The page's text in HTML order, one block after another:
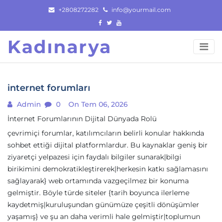
content
+2808272282 info@yourmail.com
Kadınarya
internet forumları
Admin 0
On Tem 06, 2026
İnternet Forumlarının Dijital Dünyada Rolü
çevrimiçi forumlar, katılımcıların belirli konular hakkında
sohbet ettiği dijital platformlardur. Bu kaynaklar geniş bir
ziyaretçi yelpazesi için faydalı bilgiler sunarak|bilgi
birikimini demokratikleştirerek|herkesin katkı sağlamasını
sağlayarak} web ortamında vazgeçilmez bir konuma
gelmiştir. Böyle türde siteler {tarih boyunca ilerleme
kaydetmiş|kuruluşundan günümüze çeşitli dönüşümler
yaşamış} ve şu an daha verimli hale gelmiştir|toplumun